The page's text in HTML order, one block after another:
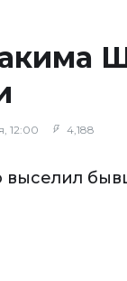
12:00 4,188
выселил